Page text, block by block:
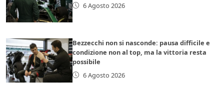
6 Agosto 2026
Bezzecchi non si nasconde: pausa difficile e
condizione non al top, ma la vittoria resta
possibile
6 Agosto 2026